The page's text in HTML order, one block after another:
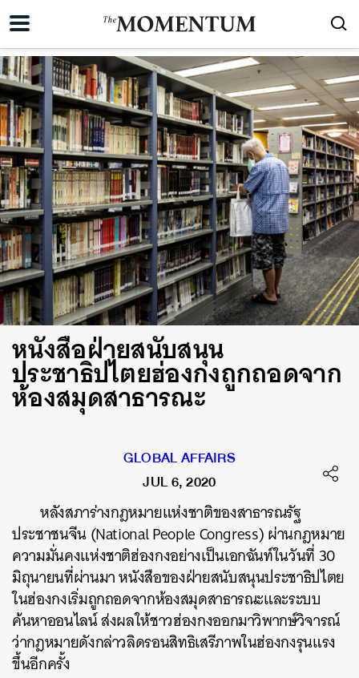
หนังสือฝ่ายสนับสนุน
ประชาธิปไตยฮ่องกงถูกถอดจาก
ห้องสมุดสาธารณะ
GLOBAL AFFAIRS
JUL 6, 2020
หลังสภาร่างกฎหมายแห่งชาติของสาธารณรัฐ
ประชาชนจีน (National People Congress) ผ่านกฎหมาย
ความมั่นคงแห่งชาติฮ่องกงอย่างเป็นเอกฉันท์ในวันที่ 30
มิถุนายนที่ผ่านมา หนังสือของฝ่ายสนับสนุนประชาธิปไตย
ในฮ่องกงเริ่มถูกถอดจากห้องสมุดสาธารณะและระบบ
ค้นหาออนไลน์ ส่งผลให้ชาวฮ่องกงออกมาวิพากษ์วิจารณ์
ว่ากฎหมายดังกล่าวลิดรอนสิทธิเสรีภาพในฮ่องกงรุนแรง
ขึ้นอีกครั้ง